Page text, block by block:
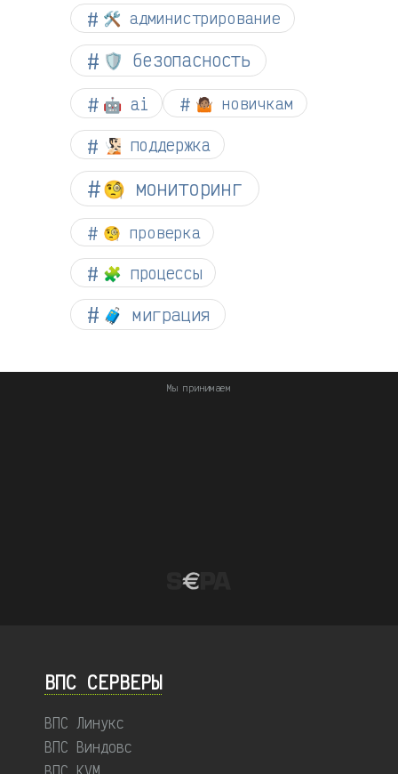
🛠️ администрирование
🛡️ безопасность
🤖 ai 🤷🏽 новичкам
🧏🏻 поддержка
🧐 мониторинг
🧐 проверка
🧩 процессы
🧳 миграция
Мы принимаем
ВПС СЕРВЕРЫ
ВПС Линукс
ВПС Виндовс